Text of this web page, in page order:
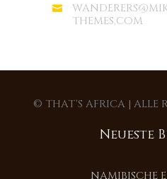
THEMES.COM
© THAT'S AFRICA | ALLE
Neueste
NAMIBISCHE